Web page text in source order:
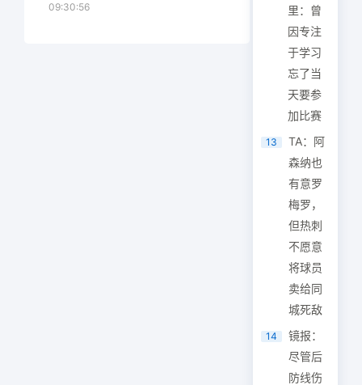
09:30:56
里：曾
因专注
于学习
忘了当
天要参
加比赛
13
TA：阿
森纳也
有意罗
梅罗，
但热刺
不愿意
将球员
卖给同
城死敌
14
镜报：
尽管后
防线伤